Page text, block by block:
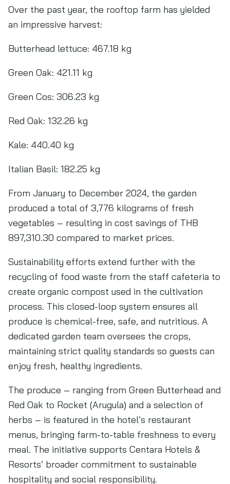
Over the past year, the rooftop farm has yielded
an impressive harvest:
Butterhead lettuce: 467.18 kg
Green Oak: 421.11 kg
Green Cos: 306.23 kg
Red Oak: 132.26 kg
Kale: 440.40 kg
Italian Basil: 182.25 kg
From January to December 2024, the garden
produced a total of 3,776 kilograms of fresh
vegetables – resulting in cost savings of THB
897,310.30 compared to market prices.
Sustainability efforts extend further with the
recycling of food waste from the staff cafeteria to
create organic compost used in the cultivation
process. This closed-loop system ensures all
produce is chemical-free, safe, and nutritious. A
dedicated garden team oversees the crops,
maintaining strict quality standards so guests can
enjoy fresh, healthy ingredients.
The produce – ranging from Green Butterhead and
Red Oak to Rocket (Arugula) and a selection of
herbs – is featured in the hotel’s restaurant
menus, bringing farm-to-table freshness to every
meal. The initiative supports Centara Hotels &
Resorts’ broader commitment to sustainable
hospitality and social responsibility.